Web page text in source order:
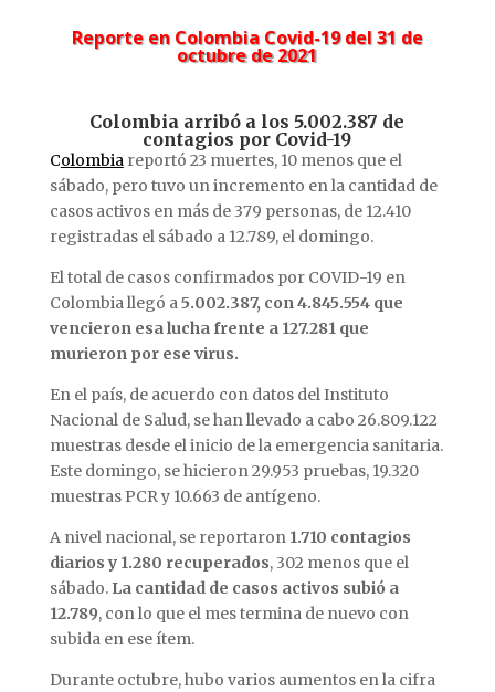
Reporte en Colombia Covid-19 del 31 de
octubre de 2021
Colombia arribó a los 5.002.387 de
contagios por Covid-19
Colombia reportó 23 muertes, 10 menos que el
sábado, pero tuvo un incremento en la cantidad de
casos activos en más de 379 personas, de 12.410
registradas el sábado a 12.789, el domingo.
El total de casos confirmados por COVID-19 en
Colombia llegó a5.002.387, con 4.845.554 que
vencieron esa lucha frente a 127.281 que
murieron por ese virus.
En el país, de acuerdo con datos del Instituto
Nacional de Salud, se han llevado a cabo 26.809.122
muestras desde el inicio de la emergencia sanitaria.
Este domingo, se hicieron 29.953 pruebas, 19.320
muestras PCR y 10.663 de antígeno.
A nivel nacional, se reportaron 1.710 contagios
diarios y 1.280 recuperados, 302 menos que el
sábado. La cantidad de casos activos subió a
12.789, con lo que el mes termina de nuevo con
subida en ese ítem.
Durante octubre, hubo varios aumentos en la cifra